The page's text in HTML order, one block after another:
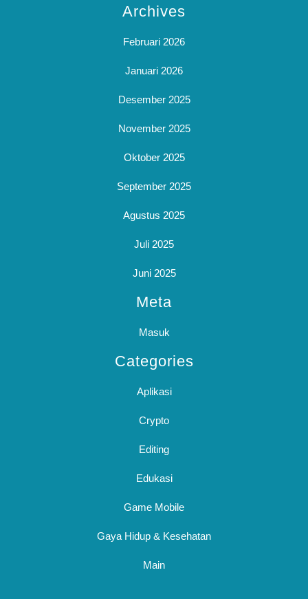
Archives
Februari 2026
Januari 2026
Desember 2025
November 2025
Oktober 2025
September 2025
Agustus 2025
Juli 2025
Juni 2025
Meta
Masuk
Categories
Aplikasi
Crypto
Editing
Edukasi
Game Mobile
Gaya Hidup & Kesehatan
Main